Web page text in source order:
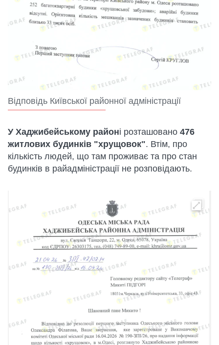
Відповідь Київської районної адміністрації
У Хаджибейському районі розташовано 476
житлових будинків "хрущовок". Втім, про
кількість людей, що там проживає та про стан
будинків в райадміністрації не розповідають.